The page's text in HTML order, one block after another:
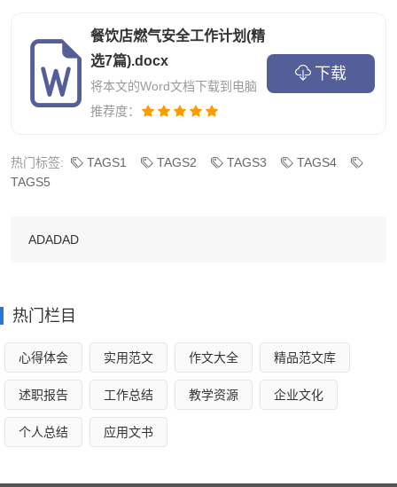
工作。
餐饮店燃气安全工作计划2
本学期，我校安全工作进一步加强以学校安全为本的各
伤害事故处理办法》及学校安全治理条例、上级各部门安全
完善学校内部安全治理体制，形成齐抓共管学校安全弟靛
系，避免各类事故的发生。
二、实施方案
求新务实严治理，追求规范显安全。留意*时安全教育，
餐饮店燃气安全工作计划(精
选7篇).docx
将本文的Word文档下载到电脑
推荐度：
下载
热门标签: TAGS1 TAGS2 TAGS3
TAGS4
TAGS5
ADADAD
热门栏目
心得体会 实用范文 作文大全 精品范文库
述职报告 工作总结 教学资源 企业文化
个人总结 应用文书